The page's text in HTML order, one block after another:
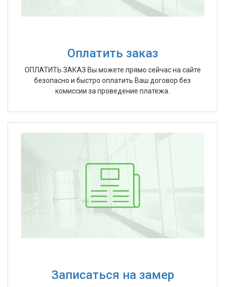
Оплатить заказ
ОПЛАТИТЬ ЗАКАЗ Вы можете прямо сейчас на сайте
безопасно и быстро оплатить Ваш договор без
комиссии за проведение платежа.
Записаться на замер